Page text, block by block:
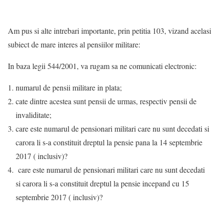
Am pus si alte intrebari importante, prin petitia 103, vizand acelasi
subiect de mare interes al pensiilor militare:
In baza legii 544/2001, va rugam sa ne comunicati electronic:
numarul de pensii militare in plata;
cate dintre acestea sunt pensii de urmas, respectiv pensii de
invaliditate;
care este numarul de pensionari militari care nu sunt decedati si
carora li s-a constituit dreptul la pensie pana la 14 septembrie
2017 ( inclusiv)?
care este numarul de pensionari militari care nu sunt decedati
si carora li s-a constituit dreptul la pensie incepand cu 15
septembrie 2017 ( inclusiv)?